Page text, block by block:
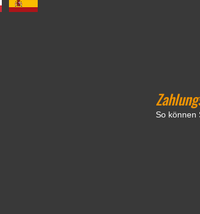
So können